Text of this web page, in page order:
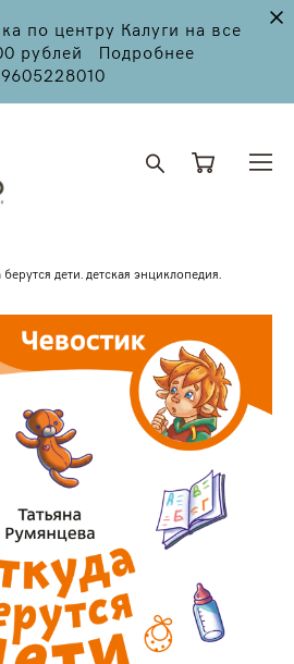
по центру Калуги на все
рублей Подробнее
берутся дети. детская энциклопедия.